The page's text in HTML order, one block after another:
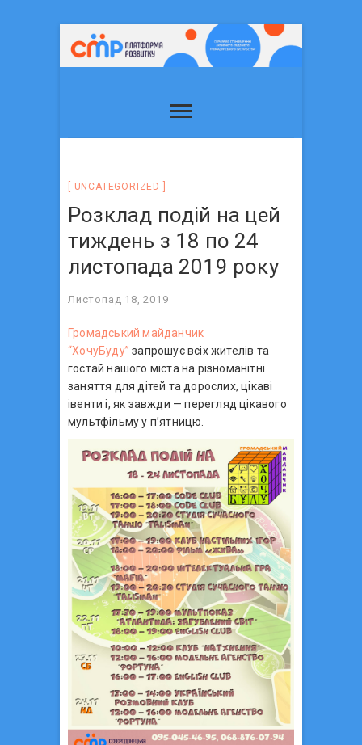
UNCATEGORIZED
Розклад подій на цей
тиждень з 18 по 24
листопада 2019 року
Листопад 18, 2019
Громадський майданчик
“ХочуБуду” запрошує всіх жителів та
гостай нашого міста на різноманітні
заняття для дітей та дорослих, цікаві
івенти і, як завжди — перегляд цікавого
мультфільму у п’ятницю.